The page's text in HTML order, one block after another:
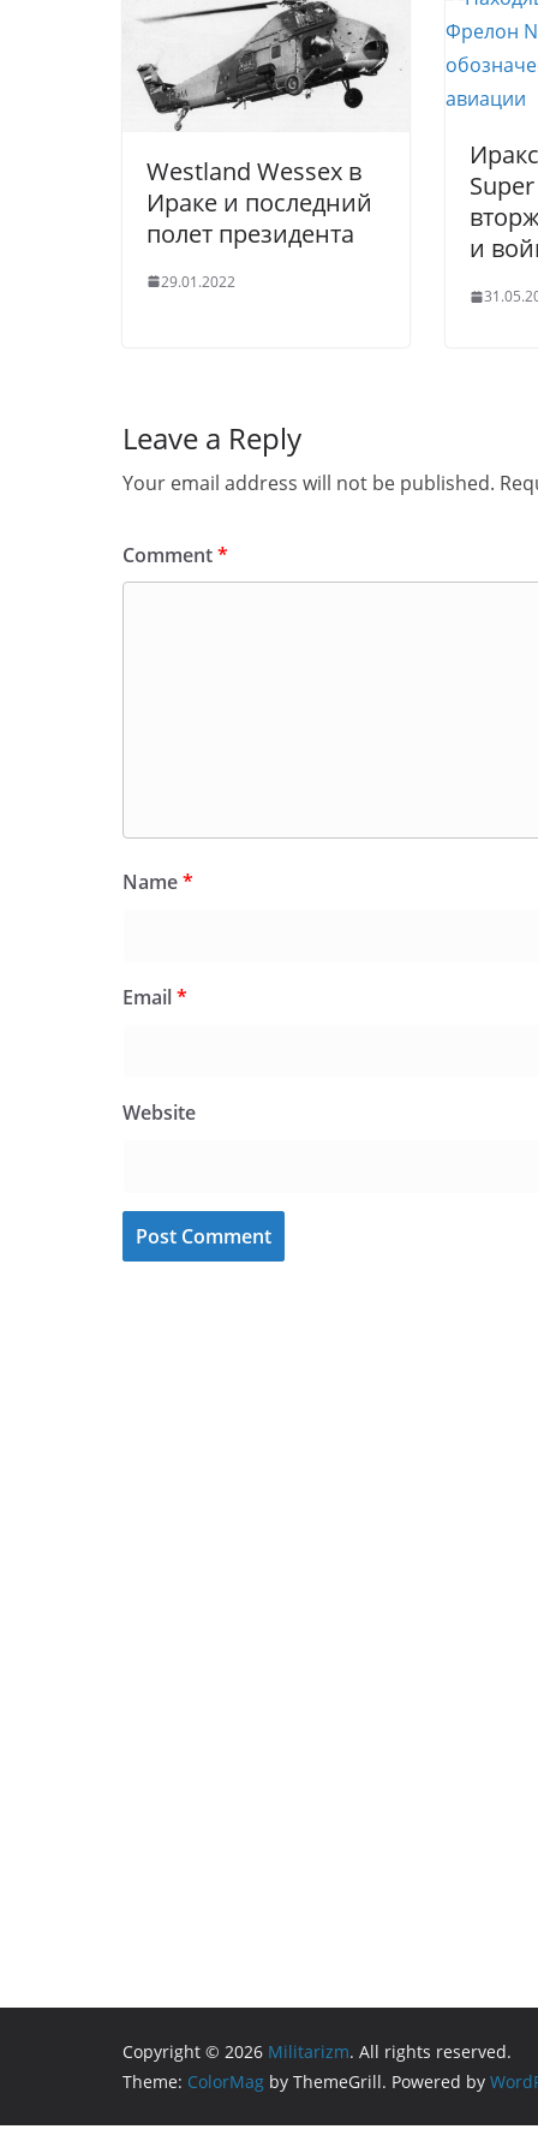
Westland Wessex в
Ираке и последний
полет президента
29.01.2022
и
Leave a Reply
Your email address will not be published.
Comment*
Name*
Email*
Website
Copyright © 2026 Militarizm. All rights reserved.
Theme: ColorMag by ThemeGrill. Powered by